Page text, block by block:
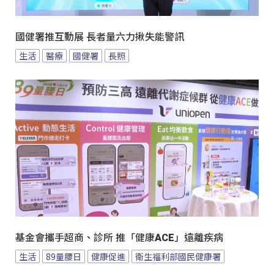
國健署推互動展 長者量六力揪失能警訊
生活 醫療 國健署 長照
基金會攜手超商、診所 推「健康ACE」遠離疾病
生活 89量腰日 健康促進 衛生福利部國民健康署